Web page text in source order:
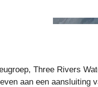
Three Rivers
aan een aansluiting